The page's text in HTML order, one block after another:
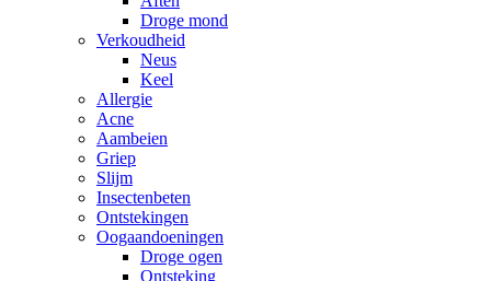
Droge mond
Verkoudheid
Neus
Keel
Allergie
Acne
Aambeien
Griep
Slijm
Insectenbeten
Ontstekingen
Oogaandoeningen
Droge ogen
Ontsteking